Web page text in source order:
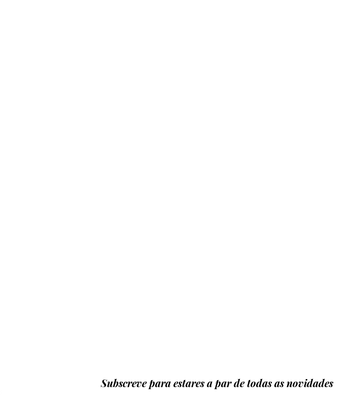
Subscreve para estares a par de todas as novidades